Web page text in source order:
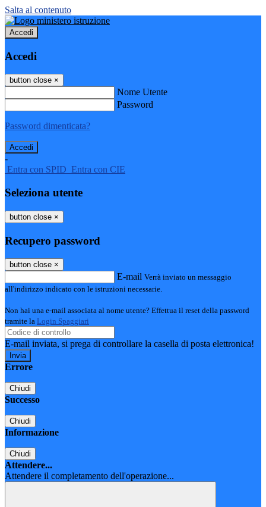
Salta al contenuto
Accedi
Accedi
button close ×
Nome Utente
Password
Password dimenticata?
-
Entra con SPID Entra con CIE
Seleziona utente
button close ×
Recupero password
button close ×
E-mail Verrà inviato un messaggio
all'indirizzo indicato con le istruzioni necessarie.
Non hai una e-mail associata al nome utente? Effettua il reset della password
tramite la Login Spaggiari
E-mail inviata, si prega di controllare la casella di posta elettronica!
Errore
Chiudi
Successo
Chiudi
Informazione
Chiudi
Attendere...
Attendere il completamento dell'operazione...